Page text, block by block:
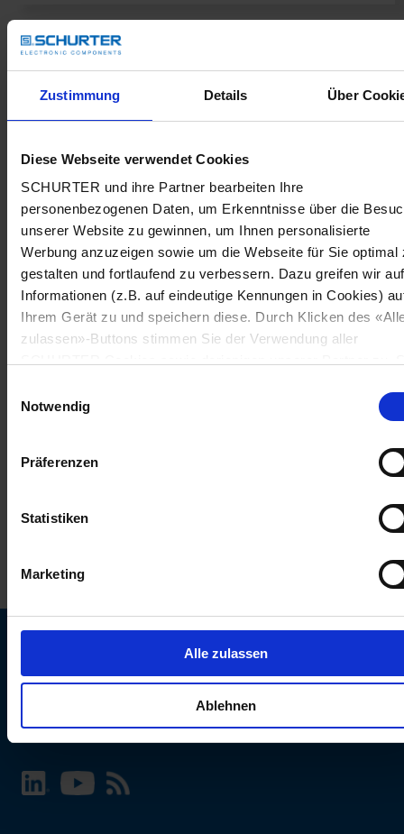
Zustimmung Details Über
Diese Webseite verwendet Cookies
SCHURTER und ihre Partner bearbeiten Ihre
personenbezogenen Daten, um Erkenntnisse über die
unserer Website zu gewinnen, um Ihnen personalisierte
Werbung anzuzeigen sowie um die Webseite für Sie optimal
gestalten und fortlaufend zu verbessern. Dazu greifen wir auf
Informationen (z.B. auf eindeutige Kennungen in Cookies)
Ihrem Gerät zu und speichern diese. Durch Klicken des
zulassen»-Buttons stimmen Sie der Verwendung aller
«Cookie-Einstellungen verwalten» am Seitenende klicken.
Einstellungen werden unseren Partnern gemeldet und haben
keinen Einfluss auf die Browserdaten. Weitere Informationen
erhalten Sie in unserer
Notwendig
Präferenzen
Statistiken
Marketing
Alle zulassen
Ablehnen
SCHURTER Webseite und Sprache wählen
INTERNATIONAL - Deutsch